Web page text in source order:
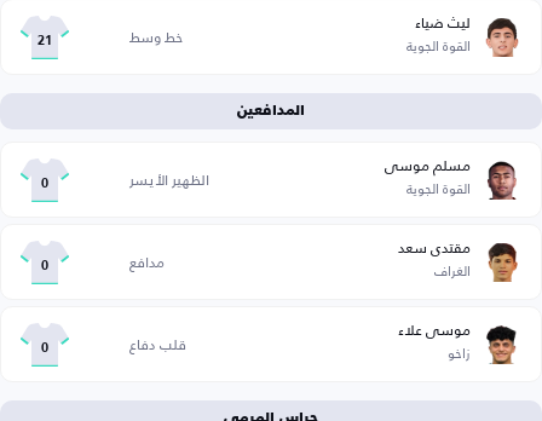
ليث ضياء
القوة الجوية خط وسط 21
المدافعين
مسلم موسى
القوة الجوية الظهير الأيسر 0
مقتدى سعد
الغراف مدافع 0
موسى علاء
زاخو قلب دفاع 0